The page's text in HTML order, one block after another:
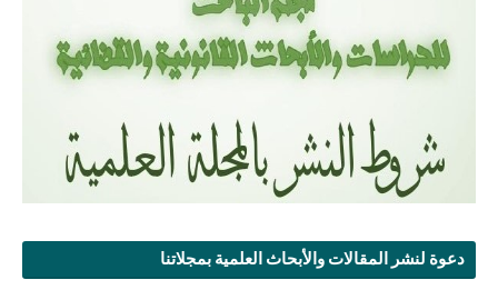
دعوة لنشر المقالات والأبحاث العلمية بمجلاتنا